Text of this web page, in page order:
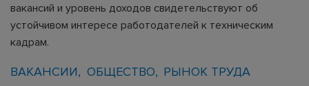
вакансий и уровень доходов свидетельствуют об
устойчивом интересе работодателей к техническим
кадрам.
ВАКАНСИИ ОБЩЕСТВО РЫНОК ТРУДА